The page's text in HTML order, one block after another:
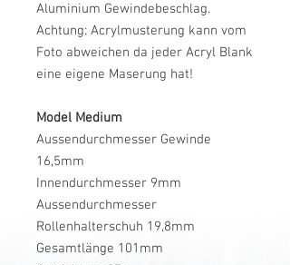
Aluminium Gewindebeschlag.
Achtung: Acrylmusterung kann vom
Foto abweichen da jeder Acryl Blank
eine eigene Maserung hat!
Model Medium
Aussendurchmesser Gewinde
16,5mm
Innendurchmesser 9mm
Aussendurchmesser
Rollenhalterschuh 19,8mm
Gesamtlänge 101mm